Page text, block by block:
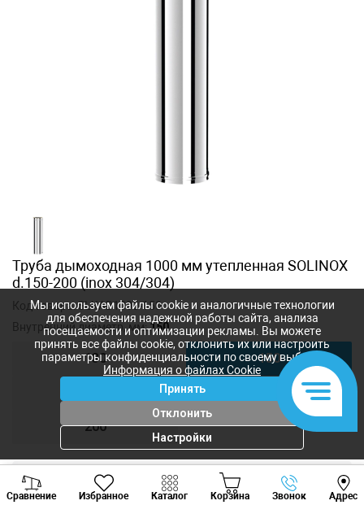
Труба дымоходная 1000 мм утепленная SOLINOX
d.150-200 (inox 304/304)
Код товара:SLXAB1000-150
Внутренний диаметр, мм:150
130 150
200
1 814
Сравнение Избранное Каталог Корзина Звонок Адрес
Viber Whatsapp
Мы используем файлы cookie и аналогичные технологии
для обеспечения надежной работы сайта, анализа
посещаемости и оптимизации рекламы. Вы можете
принять все файлы cookie, отклонить их или настроить
параметры конфиденциальности по своему выбору.
Информация о файлах Cookie
Принять
Отклонить
Настройки